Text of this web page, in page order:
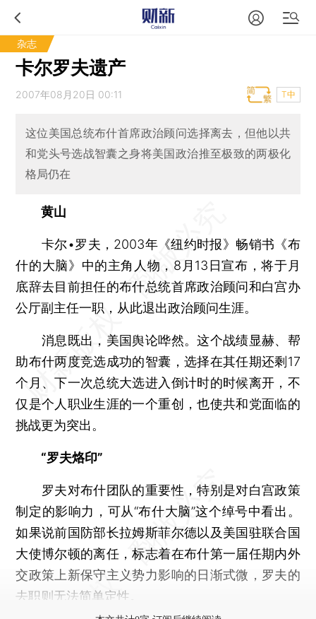
杂志
卡尔罗夫遗产
2007年08月20日 00:11 T中
这位美国总统布什首席政治顾问选择离去，但他以共
和党头号选战智囊之身将美国政治推至极致的两极化
格局仍在
黄山
卡尔•罗夫，2003年《纽约时报》畅销书《布
什的大脑》中的主角人物，8月13日宣布，将于月
底辞去目前担任的布什总统首席政治顾问和白宫办
公厅副主任一职，从此退出政治顾问生涯。
消息既出，美国舆论哗然。这个战绩显赫、帮
助布什两度竞选成功的智囊，选择在其任期还剩17
个月、下一次总统大选进入倒计时的时候离开，不
仅是个人职业生涯的一个重创，也使共和党面临的
挑战更为突出。
“罗夫烙印”
罗夫对布什团队的重要性，特别是对白宫政策
制定的影响力，可从“布什大脑”这个绰号中看出。
如果说前国防部长拉姆斯菲尔德以及美国驻联合国
大使博尔顿的离任，标志着在布什第一届任期内外
交政策上新保守主义势力影响的日渐式微，罗夫的
去职则无法简单定性。